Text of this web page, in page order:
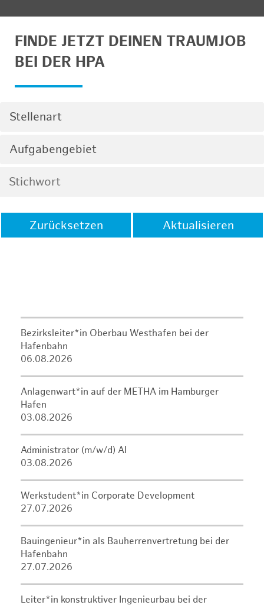
FINDE JETZT DEINEN TRAUMJOB
BEI DER HPA
Stellenart
Aufgabengebiet
Zurücksetzen Aktualisieren
Bezirksleiter*in Oberbau Westhafen bei der
Hafenbahn
06.08.2026
Anlagenwart*in auf der METHA im Hamburger
Hafen
03.08.2026
Administrator (m/w/d) AI
03.08.2026
Werkstudent*in Corporate Development
27.07.2026
Bauingenieur*in als Bauherrenvertretung bei der
Hafenbahn
27.07.2026
Leiter*in konstruktiver Ingenieurbau bei der